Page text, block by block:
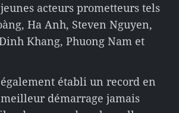
acteurs prometteurs tels
Ha Anh, Steven Nguyen,
Khang, Phuong Nam et
établi un record en
démarrage jamais